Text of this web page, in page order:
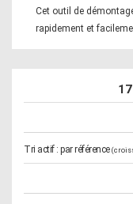
Cet outil de
rapidement et
17
Tri actif : par référence